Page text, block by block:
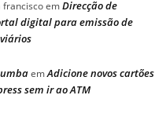
franciscoemDirecção de
digital para emissão de
emAdicione novos cartões
sem ir ao ATM